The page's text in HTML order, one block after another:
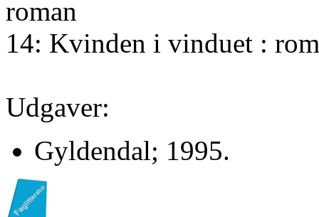
14: Kvinden i vinduet :
Udgaver:
Gyldendal; 1995.